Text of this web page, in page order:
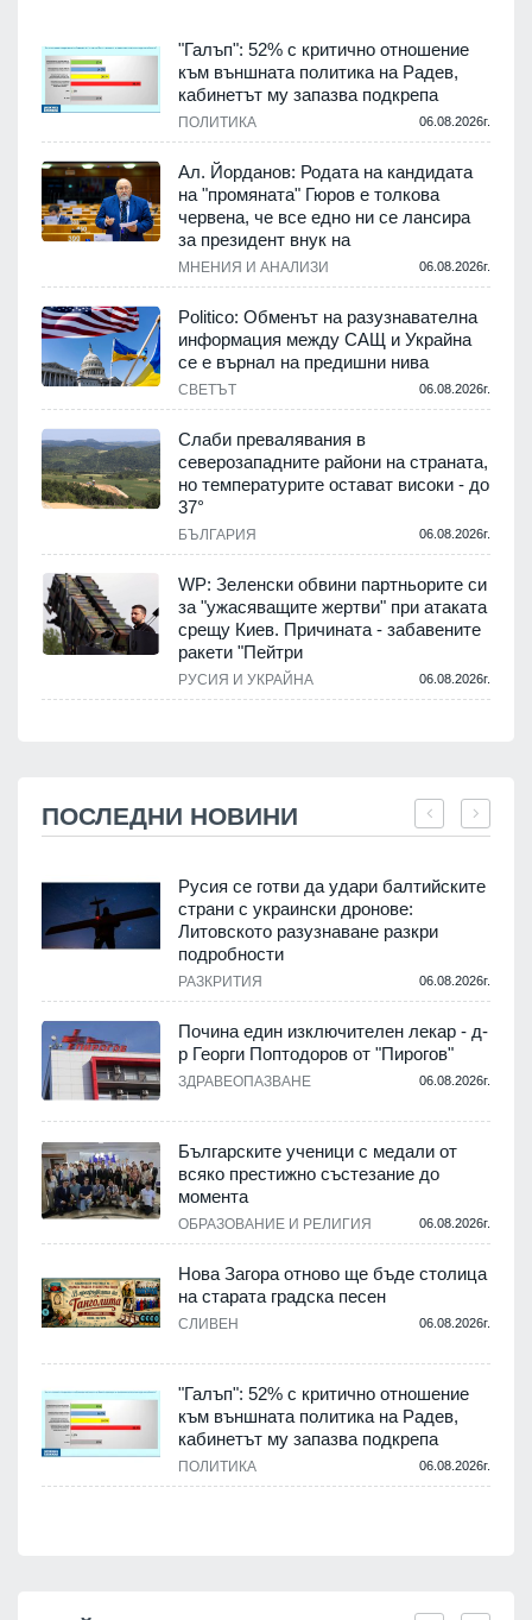
"Галъп": 52% с критично отношение
към външната политика на Радев,
кабинетът му запазва подкрепа
ПОЛИТИКА 06.08.2026г.
Ал. Йорданов: Родата на кандидата
на "промяната" Гюров е толкова
червена, че все едно ни се лансира
за президент внук на
МНЕНИЯ И АНАЛИЗИ 06.08.2026г.
Politico: Обменът на разузнавателна
информация между САЩ и Украйна
се е върнал на предишни нива
СВЕТЪТ 06.08.2026г.
Слаби превалявания в
северозападните райони на страната,
но температурите остават високи - до
37°
БЪЛГАРИЯ 06.08.2026г.
WP: Зеленски обвини партньорите си
за "ужасяващите жертви" при атаката
срещу Киев. Причината - забавените
ракети "Пейтри
РУСИЯ И УКРАЙНА 06.08.2026г.
ПОСЛЕДНИ НОВИНИ
Русия се готви да удари балтийските
страни с украински дронове:
Литовското разузнаване разкри
подробности
РАЗКРИТИЯ 06.08.2026г.
Почина един изключителен лекар - д-
р Георги Поптодоров от "Пирогов"
ЗДРАВЕОПАЗВАНЕ 06.08.2026г.
Българските ученици с медали от
всяко престижно състезание до
момента
ОБРАЗОВАНИЕ И РЕЛИГИЯ 06.08.2026г.
Нова Загора отново ще бъде столица
на старата градска песен
СЛИВЕН 06.08.2026г.
"Галъп": 52% с критично отношение
към външната политика на Радев,
кабинетът му запазва подкрепа
ПОЛИТИКА 06.08.2026г.